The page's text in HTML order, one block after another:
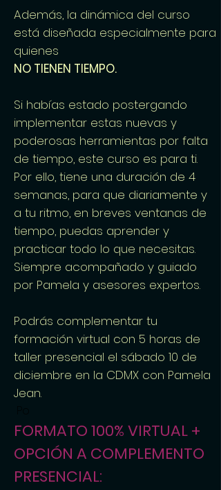
Además, la dinámica del curso
está diseñada especialmente para
quienes
NO TIENEN TIEMPO.
Si habías estado postergando
implementar estas nuevas y
poderosas herramientas por falta
de tiempo, este curso es para ti.
Por ello, tiene una duración de 4
semanas, para que diariamente y
a tu ritmo, en breves ventanas de
tiempo, puedas aprender y
practicar todo lo que necesitas.
Siempre acompañado y guiado
por Pamela y asesores expertos.
Podrás complementar tu
formación virtual con 5 horas de
taller presencial el sábado 10 de
diciembre en la CDMX con Pamela
Jean.
FORMATO 100% VIRTUAL +
OPCIÓN A COMPLEMENTO
PRESENCIAL: